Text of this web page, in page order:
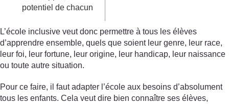
potentiel de chacun
L’école inclusive veut donc permettre à tous les élèves
d’apprendre ensemble, quels que soient leur genre, leur race,
leur foi, leur fortune, leur origine, leur handicap, leur naissance
ou toute autre situation.
Pour ce faire, il faut adapter l’école aux besoins d’absolument
tous les enfants. Cela veut dire bien connaître ses élèves,